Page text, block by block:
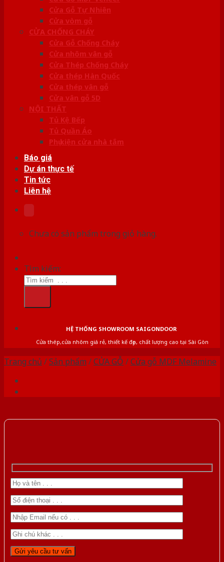
Cửa Gỗ Tự Nhiên
Cửa vòm gỗ
CỬA CHỐNG CHÁY
Cửa Gỗ Chống Cháy
Cửa nhôm vân gỗ
Cửa Thép Chống Cháy
Cửa thép Hàn Quốc
Cửa thép vân gỗ
Cửa vân gỗ 5D
NỘI THẤT
Tủ Kệ Bếp
Tủ Quần Áo
Phụ kiện cửa nhà tắm
Báo giá
Dự án thực tế
Tin tức
Liên hệ
Chưa có sản phẩm trong giỏ hàng.
Tìm kiếm:
HỆ THỐNG SHOWROOM SAIGONDOOR
Cửa thép,cửa nhôm giá rẻ, thiết kế đẹp, chất lượng cao tại Sài Gòn
Trang chủ /Sản phẩm /CỬA GỖ /Cửa gỗ MDF Melamine